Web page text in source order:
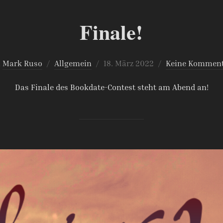
Finale!
Mark Ruso Allgemein
Veröffentlicht
18. März 2022 Keine
Das Finale des Bookdate-Contest steht am Abend an!